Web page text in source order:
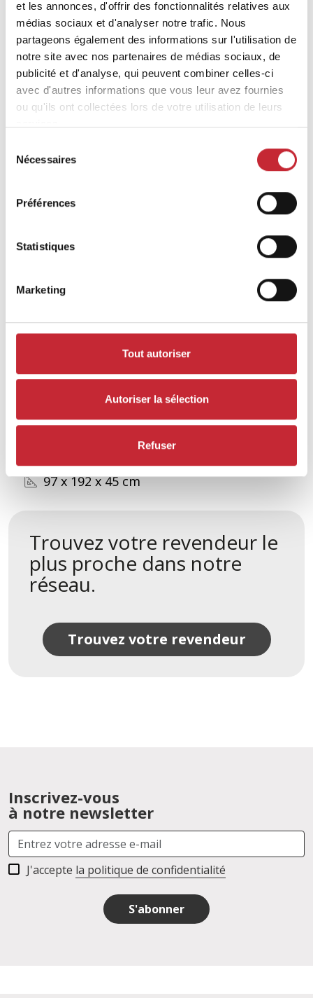
et les annonces, d'offrir des fonctionnalités relatives aux
médias sociaux et d'analyser notre trafic. Nous
partageons également des informations sur l'utilisation de
notre site avec nos partenaires de médias sociaux, de
publicité et d'analyse, qui peuvent combiner celles-ci
avec d'autres informations que vous leur avez fournies
ou qu'ils ont collectées lors de votre utilisation de leurs
Nécessaires
Préférences
Statistiques
Marketing
Tout autoriser
Autoriser la sélection
Refuser
E02M
Cinnamon Oak
Olive Light Walnut Oak
97 x 192 x 45 cm
Trouvez votre revendeur le
plus proche dans notre
réseau.
Trouvez votre revendeur
Inscrivez-vous
à notre newsletter
J'accepte la politique de confidentialité
S'abonner